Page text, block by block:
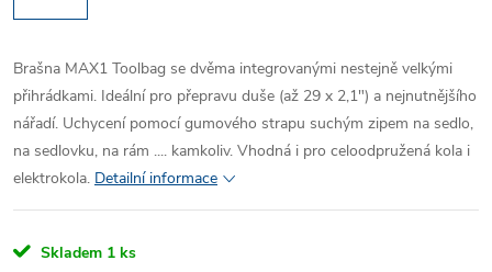
Brašna MAX1 Toolbag se dvěma integrovanými nestejně velkými
přihrádkami. Ideální pro přepravu duše (až 29 x 2,1") a nejnutnějšího
nářadí. Uchycení pomocí gumového strapu suchým zipem na sedlo,
na sedlovku, na rám .... kamkoliv. Vhodná i pro celoodpružená kola i
elektrokola. Detailní informace
Skladem 1 ks